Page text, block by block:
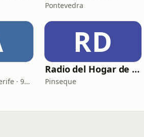
Pontevedra
Santa Cruz de Tenerife · 99.3 FM
RD
Radio del Hogar de la Brisa
Pinseque